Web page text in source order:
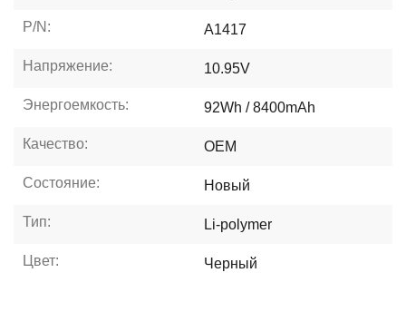
P/N: A1417
Напряжение: 10.95V
Энергоемкость: 92Wh / 8400mAh
Качество: OEM
Состояние: Новый
Тип: Li-polymer
Цвет: Черный